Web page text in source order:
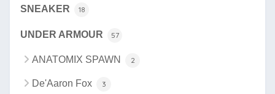
SNEAKER 18
UNDER ARMOUR 57
ANATOMIX SPAWN 2
De'Aaron Fox 3